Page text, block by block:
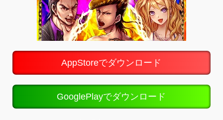
AppStoreでダウンロード
GooglePlayでダウンロード